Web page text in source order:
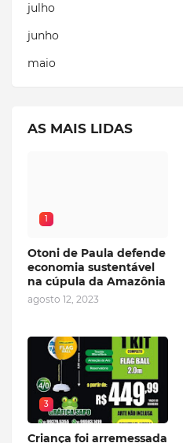
julho
junho
maio
AS MAIS LIDAS
1
Otoni de Paula defende
economia sustentável
na cúpula da Amazônia
agosto 12, 2023
3
Criança foi arremessada